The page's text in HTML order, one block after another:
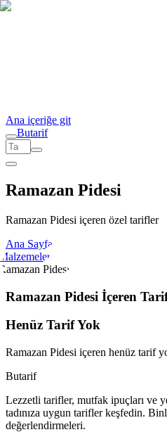
Ana içeriğe git
Butarif
Ramazan Pidesi
Ramazan Pidesi içeren özel tarifler
Ana Sayfa
Pidesi
Ramazan Pidesi İçeren
Henüz Tarif Yok
Ramazan Pidesi içeren henüz tarif
Butarif
Lezzetli tarifler, mutfak ipuçları ve
tadınıza uygun tarifler keşfedin.
değerlendirmeleri.